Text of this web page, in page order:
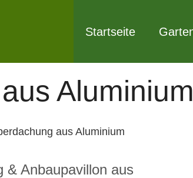
Startseite
Aluminium
aus Aluminium
& Anbaupavillon aus